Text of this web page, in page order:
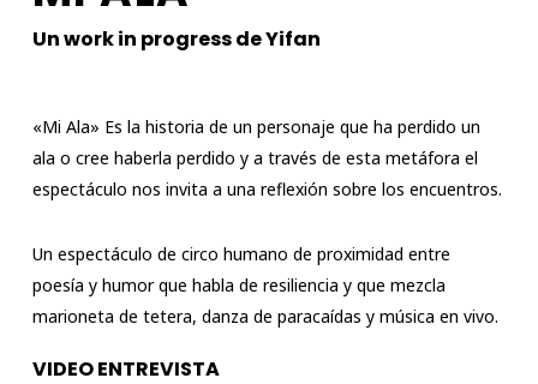
Un work in progress de Yifan
«Mi Ala» Es la historia de un personaje que ha perdido un
ala o cree haberla perdido y a través de esta metáfora el
espectáculo nos invita a una reflexión sobre los encuentros.
Un espectáculo de circo humano de proximidad entre
poesía y humor que habla de resiliencia y que mezcla
marioneta de tetera, danza de paracaídas y música en vivo.
VIDEO ENTREVISTA